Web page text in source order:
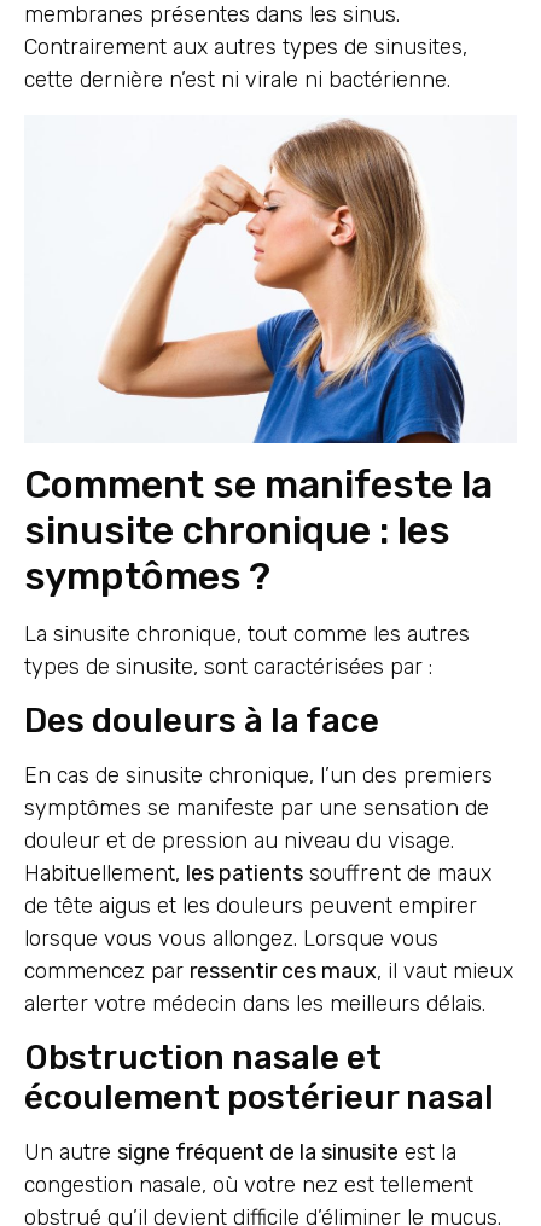
membranes présentes dans les sinus.
Contrairement aux autres types de sinusites,
cette dernière n’est ni virale ni bactérienne.
Comment se manifeste la
sinusite chronique : les
symptômes ?
La sinusite chronique, tout comme les autres
types de sinusite, sont caractérisées par :
Des douleurs à la face
En cas de sinusite chronique, l’un des premiers
symptômes se manifeste par une sensation de
douleur et de pression au niveau du visage.
Habituellement, les patients souffrent de maux
de tête aigus et les douleurs peuvent empirer
lorsque vous vous allongez. Lorsque vous
commencez par ressentir ces maux, il vaut mieux
alerter votre médecin dans les meilleurs délais.
Obstruction nasale et
écoulement postérieur nasal
Un autre signe fréquent de la sinusite est la
congestion nasale, où votre nez est tellement
obstrué qu’il devient difficile d’éliminer le mucus.